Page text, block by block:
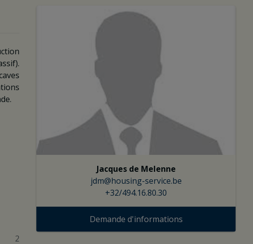
2
Jacques de Melenne
jdm@housing-service.be
+32/494.16.80.30
Demande d'informations